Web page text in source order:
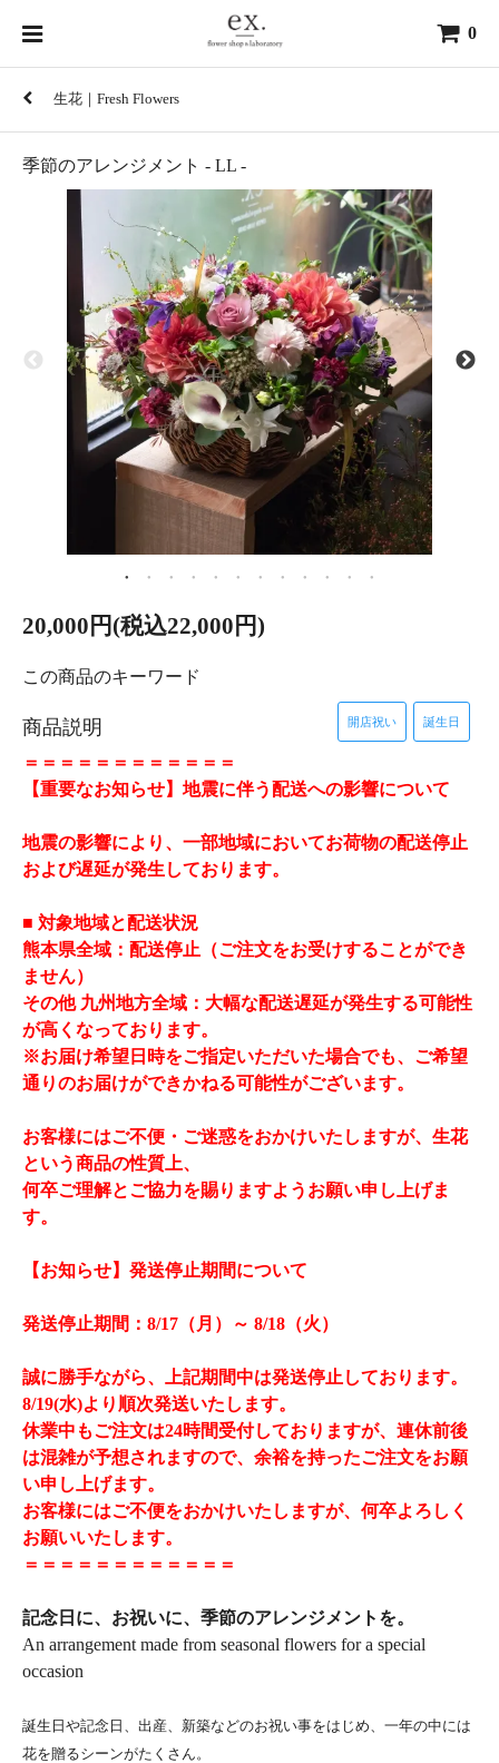
0
生花｜Fresh Flowers
季節のアレンジメント - LL -
20,000円(税込22,000円)
この商品のキーワード
誕生日
開店祝い
商品説明
＝＝＝＝＝＝＝＝＝＝＝＝
【重要なお知らせ】地震に伴う配送への影響について
​地震の影響により、一部地域においてお荷物の配送停止
および遅延が発生しております。
​■ 対象地域と配送状況
​熊本県全域：配送停止（ご注文をお受けすることができ
ません）
​その他 九州地方全域：大幅な配送遅延が発生する可能性
が高くなっております。
※お届け希望日時をご指定いただいた場合でも、ご希望
通りのお届けができかねる可能性がございます。
お客様にはご不便・ご迷惑をおかけいたしますが、生花
という商品の性質上、
何卒ご理解とご協力を賜りますようお願い申し上げま
す。
【お知らせ】発送停止期間について
発送停止期間：8/17（月）～ 8/18（火）
誠に勝手ながら、上記期間中は発送停止しております。
8/19(水)より順次発送いたします。
休業中もご注文は24時間受付しておりますが、連休前後
は混雑が予想されますので、余裕を持ったご注文をお願
い申し上げます。
お客様にはご不便をおかけいたしますが、何卒よろしく
お願いいたします。
＝＝＝＝＝＝＝＝＝＝＝＝
記念日に、お祝いに、季節のアレンジメントを。
An arrangement made from seasonal flowers for a special
occasion
誕生日や記念日、出産、新築などのお祝い事をはじめ、一年の中には
花を贈るシーンがたくさん。